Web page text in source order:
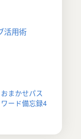
活用術
おまかせパス
ワード備忘録4